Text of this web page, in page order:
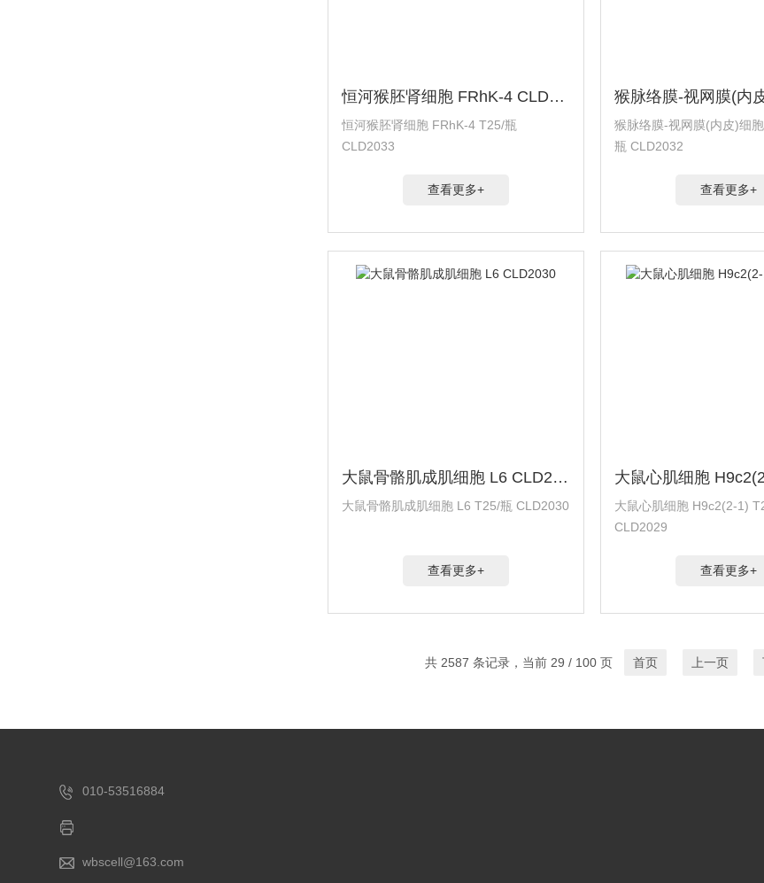
恒河猴胚肾细胞 FRhK-4 CLD2033
恒河猴胚肾细胞 FRhK-4 T25/瓶
CLD2033
查看更多+
猴脉络膜-视网膜(内皮)细
瓶 CLD2032
查看更多+
大鼠骨骼肌成肌细胞 L6 CLD2030
大鼠骨骼肌成肌细胞 L6 T25/瓶 CLD2030
查看更多+
大鼠心肌细胞 H9c2(2-1)
CLD2029
查看更多+
共 2587 条记录，当前 29 / 100 页 首页 上一页
010-53516884
wbscell@163.com